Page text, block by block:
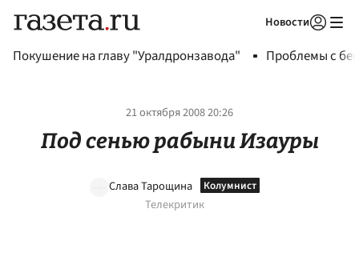
Новости
Покушение на главу "Уралдронзавода" Проблемы с
21 октября 2008 20:26
Под сенью рабыни Изауры
Слава Тарощина
Телекритик